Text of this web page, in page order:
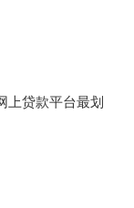
上贷款平台最划